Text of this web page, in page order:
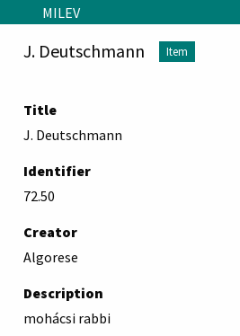
Skip to main content
MILEV
J. Deutschmann Item
Title
J. Deutschmann
Identifier
72.50
Creator
Algorese
Description
mohácsi rabbi